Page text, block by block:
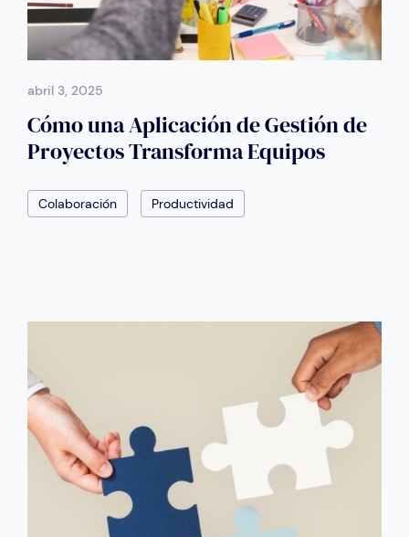
abril 3, 2025
Cómo una Aplicación de Gestión de
Proyectos Transforma Equipos
Colaboración Productividad